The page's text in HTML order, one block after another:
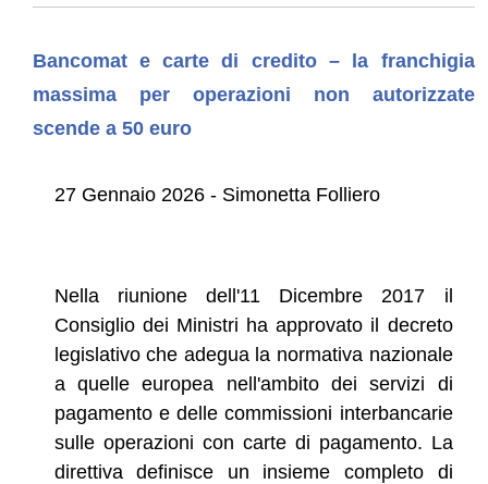
Bancomat e carte di credito – la franchigia
massima per operazioni non autorizzate
scende a 50 euro
27 Gennaio 2026 - Simonetta Folliero
Nella riunione dell'11 Dicembre 2017 il
Consiglio dei Ministri ha approvato il decreto
legislativo che adegua la normativa nazionale
a quelle europea nell'ambito dei servizi di
pagamento e delle commissioni interbancarie
sulle operazioni con carte di pagamento. La
direttiva definisce un insieme completo di